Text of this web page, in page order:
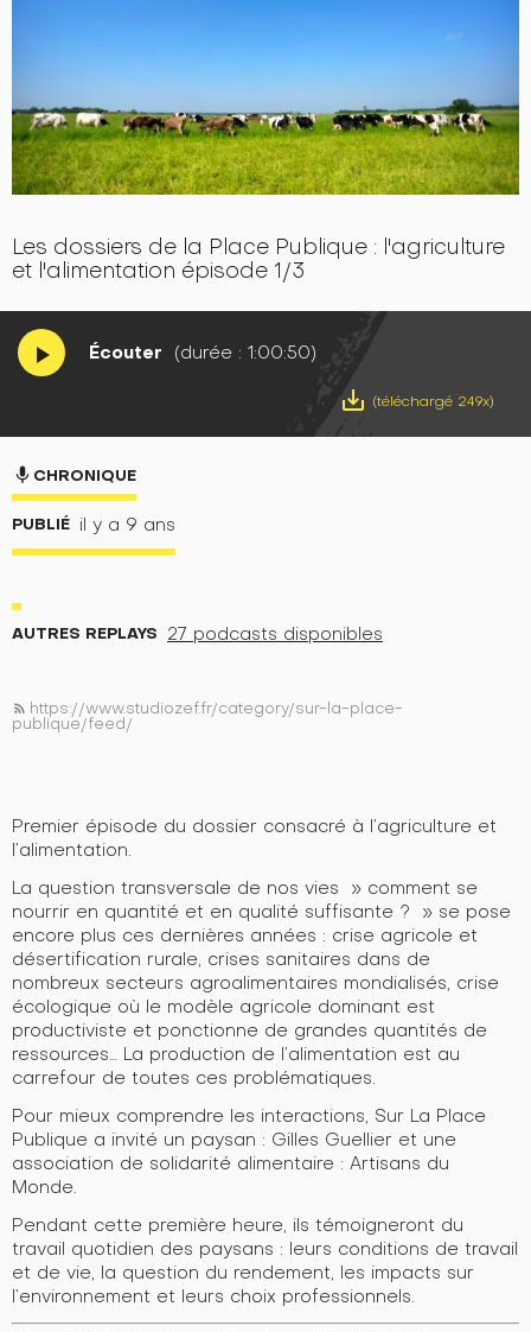
Les dossiers de la Place Publique : l'agriculture
et l'alimentation épisode 1/3
play_arrow Écouter (durée : 1:00:50)
save_alt (téléchargé 249x)
mic CHRONIQUE
PUBLIÉ il y a 9 ans
AUTRES REPLAYS 27 podcasts disponibles
rss_feed https://www.studiozef.fr/category/sur-la-place-
publique/feed/
Premier épisode du dossier consacré à l’agriculture et
l’alimentation.
La question transversale de nos vies » comment se
nourrir en quantité et en qualité suffisante ? » se pose
encore plus ces dernières années : crise agricole et
désertification rurale, crises sanitaires dans de
nombreux secteurs agroalimentaires mondialisés, crise
écologique où le modèle agricole dominant est
productiviste et ponctionne de grandes quantités de
ressources… La production de l’alimentation est au
carrefour de toutes ces problématiques.
Pour mieux comprendre les interactions, Sur La Place
Publique a invité un paysan : Gilles Guellier et une
association de solidarité alimentaire : Artisans du
Monde.
Pendant cette première heure, ils témoigneront du
travail quotidien des paysans : leurs conditions de travail
et de vie, la question du rendement, les impacts sur
l’environnement et leurs choix professionnels.